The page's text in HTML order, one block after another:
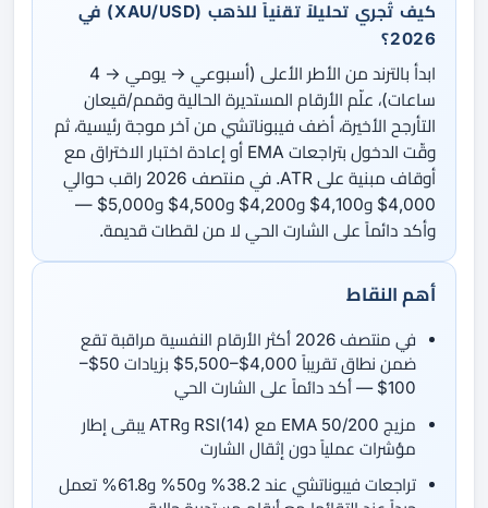
كيف تُجري تحليلاً تقنياً للذهب (XAU/USD) في
2026؟
ابدأ بالترند من الأطر الأعلى (أسبوعي → يومي → 4
ساعات)، علّم الأرقام المستديرة الحالية وقمم/قيعان
التأرجح الأخيرة، أضف فيبوناتشي من آخر موجة رئيسية، ثم
وقّت الدخول بتراجعات EMA أو إعادة اختبار الاختراق مع
أوقاف مبنية على ATR. في منتصف 2026 راقب حوالي
4,000$ و4,100$ و4,200$ و4,500$ و5,000$ —
وأكد دائماً على الشارت الحي لا من لقطات قديمة.
أهم النقاط
في منتصف 2026 أكثر الأرقام النفسية مراقبة تقع
ضمن نطاق تقريباً 4,000$–5,500$ بزيادات 50$–
100$ — أكد دائماً على الشارت الحي
مزيج EMA 50/200 مع RSI(14) وATR يبقى إطار
مؤشرات عملياً دون إثقال الشارت
تراجعات فيبوناتشي عند 38.2% و50% و61.8% تعمل